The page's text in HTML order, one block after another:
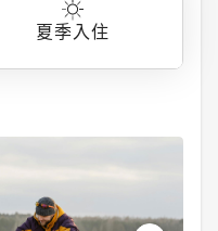
夏季入住